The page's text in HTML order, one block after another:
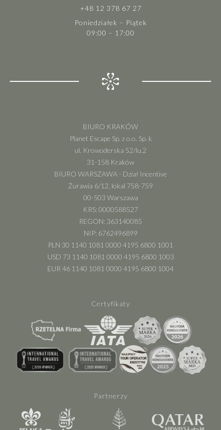
+48 12 378 67 27
Poniedziałek – Piątek
09:00 – 17:00
BIURO KRAKÓW
Planet Escape Sp. z o.o. Sp. k
ul. Krowoderska 52/lu.2
31-158 Kraków
BIURO WARSZAWA - Dział Incentive
Żurawia 6/12, lokal 758-759
00-503 Warszawa
KRS: 0000588527
REGON: 363140085
NIP: 6762496899
PLN 30 1140 1081 0000 4195 6800 1001
USD 73 1140 1081 0000 4195 6800 1003
EUR 46 1140 1081 0000 4195 6800 1004
Certyfikaty
Partnerzy